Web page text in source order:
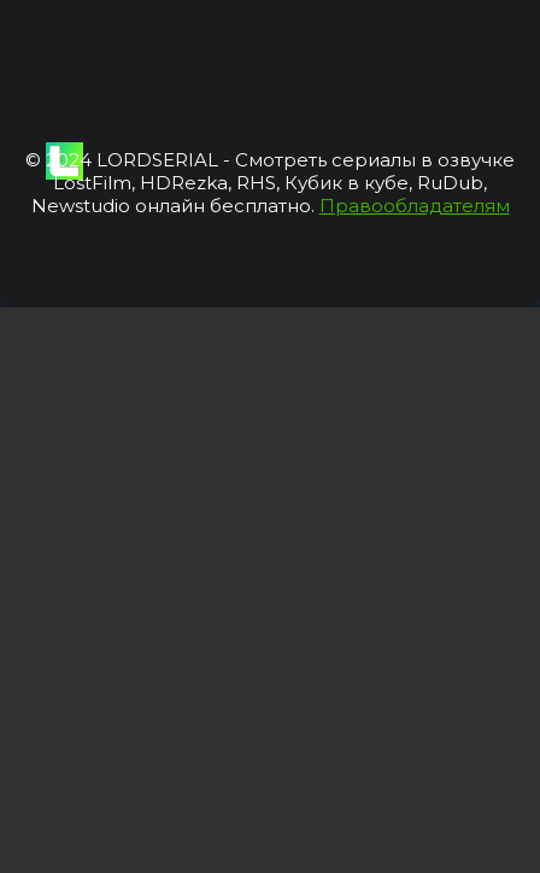
© 2024 LORDSERIAL - Смотреть сериалы в озвучке
LostFilm, HDRezka, RHS, Кубик в кубе, RuDub,
Newstudio онлайн бесплатно. Правообладателям